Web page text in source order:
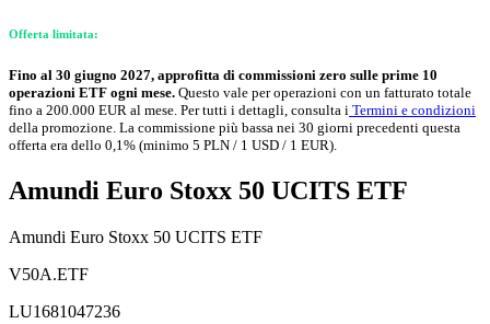
Offerta limitata:
Fino al 30 giugno 2027, approfitta di commissioni zero sulle prime 10
operazioni ETF ogni mese. Questo vale per operazioni con un fatturato totale
fino a 200.000 EUR al mese. Per tutti i dettagli, consulta i Termini e condizioni
della promozione. La commissione più bassa nei 30 giorni precedenti questa
offerta era dello 0,1% (minimo 5 PLN / 1 USD / 1 EUR).
Amundi Euro Stoxx 50 UCITS ETF
Amundi Euro Stoxx 50 UCITS ETF
V50A.ETF
LU1681047236